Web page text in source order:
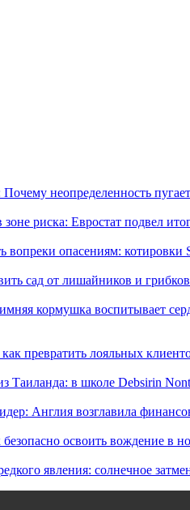
неопределенность
риска: Евростат подвел
вопреки опасениям: котировки
сад от лишайников и
кормушка воспитывает
превратить лояльных
Таиланда: в школе Debsirin
Англия возглавила
освоить вождение в
явления: солнечное